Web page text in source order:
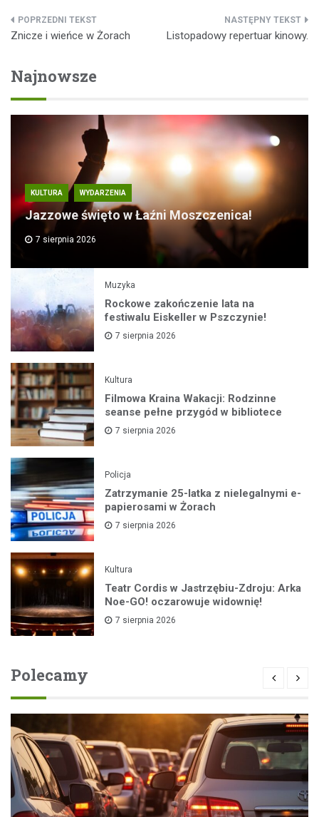
Nawigacja
Znicze i wieńce w Żorach Listopadowy repertuar kinowy.
Najnowsze
KULTURA WYDARZENIA
Jazzowe święto w Łaźni Moszczenica!
7 sierpnia 2026
Muzyka
Rockowe zakończenie lata na
festiwalu Eiskeller w Pszczynie!
7 sierpnia 2026
Kultura
Filmowa Kraina Wakacji: Rodzinne
seanse pełne przygód w bibliotece
7 sierpnia 2026
Policja
Zatrzymanie 25-latka z nielegalnymi e-
papierosami w Żorach
7 sierpnia 2026
Kultura
Teatr Cordis w Jastrzębiu-Zdroju: Arka
Noe-GO! oczarowuje widownię!
7 sierpnia 2026
Polecamy